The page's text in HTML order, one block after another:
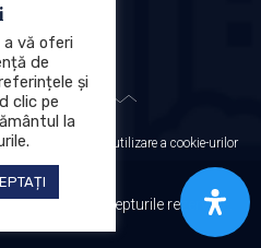
Politica de utilizare a cookie-urilor
2025. Toate drepturile rezervate.
a vă oferi
de
și
clic pe
la